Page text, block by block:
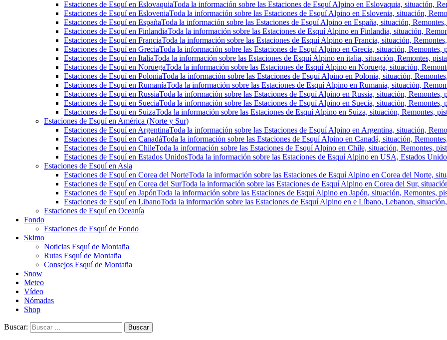
Estaciones de Esquí en EslovaquiaToda la información sobre las Estaciones de Esquí Alpino en Eslovaquia, situación,
Estaciones de Esquí en EsloveniaToda la información sobre las Estaciones de Esquí Alpino en Eslovenia, situación,
Estaciones de Esquí en EspañaToda la información sobre las Estaciones de Esquí Alpino en España, situación,
Estaciones de Esquí en FinlandiaToda la información sobre las Estaciones de Esquí Alpino en Finlandia, situación,
Estaciones de Esquí en FranciaToda la información sobre las Estaciones de Esquí Alpino en Francia, situación,
Estaciones de Esquí en GreciaToda la información sobre las Estaciones de Esquí Alpino en Grecia, situación, Remontes,
Estaciones de Esquí en ItaliaToda la información sobre las Estaciones de Esquí Alpino en italia, situación, Remontes,
Estaciones de Esquí en NoruegaToda la información sobre las Estaciones de Esquí Alpino en Noruega, situación,
Estaciones de Esquí en PoloniaToda la información sobre las Estaciones de Esquí Alpino en Polonia, situación,
Estaciones de Esquí en RumaníaToda la información sobre las Estaciones de Esquí Alpino en Rumania, situación,
Estaciones de Esquí en RussiaToda la información sobre las Estaciones de Esquí Alpino en Russia, situación, Remontes,
Estaciones de Esquí en SueciaToda la información sobre las Estaciones de Esquí Alpino en Suecia, situación, Remontes,
Estaciones de Esquí en SuizaToda la información sobre las Estaciones de Esquí Alpino en Suiza, situación, Remontes,
Estaciones de Esquí en América (Norte y Sur)
Estaciones de Esquí en ArgentinaToda la información sobre las Estaciones de Esquí Alpino en Argentina, situación,
Estaciones de Esquí en CanadáToda la información sobre las Estaciones de Esquí Alpino en Canadá, situación,
Estaciones de Esqui en ChileToda la información sobre las Estaciones de Esquí Alpino en Chile, situación, Remontes,
Estaciones de Esquí en Estados UnidosToda la información sobre las Estaciones de Esquí Alpino en USA, Estados
Estaciones de Esquí en Asia
Estaciones de Esquí en Corea del NorteToda la información sobre las Estaciones de Esquí Alpino en Corea del Norte,
Estaciones de Esquí en Corea del SurToda la información sobre las Estaciones de Esquí Alpino en Corea del Sur,
Estaciones de Esquí en JapónToda la información sobre las Estaciones de Esquí Alpino en Japón, situación, Remontes,
Estaciones de Esquí en LibanoToda la información sobre las Estaciones de Esquí Alpino en e Líbano, Lebanon,
Estaciones de Esquí en Oceanía
Fondo
Estaciones de Esquí de Fondo
Skimo
Noticias Esquí de Montaña
Rutas Esquí de Montaña
Consejos Esquí de Montaña
Snow
Meteo
Vídeo
Nómadas
Shop
Buscar: